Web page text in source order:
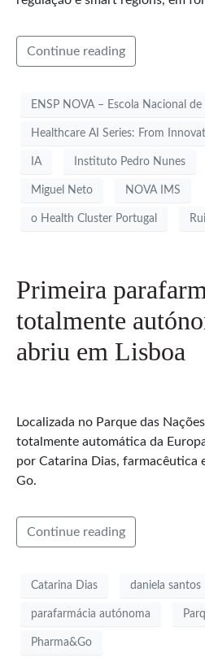
Continue reading
ENSP NOVA – Escola Nacional
Healthcare AI Series: From
IA Instituto Pedro Nunes
Miguel Neto NOVA IMS
o Health Cluster Portugal
Primeira
totalmente
abriu em Lisboa
Localizada no Parque das
totalmente automática da
por Catarina Dias, farmacêutica
Go.
Continue reading
Catarina Dias daniela santos
parafarmácia autónoma
Pharma&Go